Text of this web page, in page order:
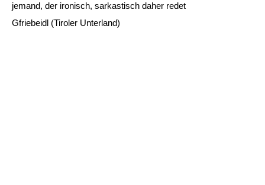
jemand, der ironisch, sarkastisch daher redet
Gfriebeidl (Tiroler Unterland)